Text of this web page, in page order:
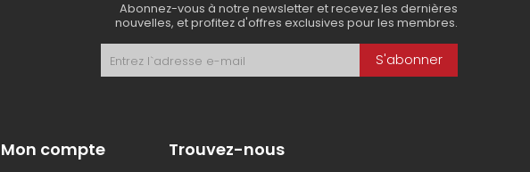
Abonnez-vous à notre newsletter et recevez les dernières
nouvelles, et profitez d'offres exclusives pour les membres.
S'abonner
Mon compte Trouvez-nous